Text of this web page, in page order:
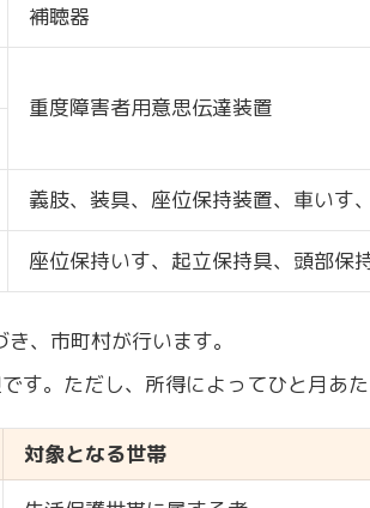
補聴器
重度障害者用意思伝達装置
義肢、装具、座位保持装置、車いす
座位保持いす、起立保持具、頭部保
、市町村が行います。
す。ただし、所得によってひと月あ
対象となる世帯